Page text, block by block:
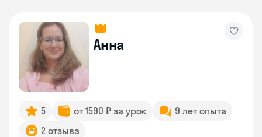
Анна
5 от 1590 ₽ за урок
9 лет опыта
2 отзыва